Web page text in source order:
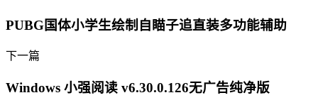
PUBG国体小学生绘制自瞄子追直装多功能辅助
下一篇
Windows 小强阅读 v6.30.0.126无广告纯净版